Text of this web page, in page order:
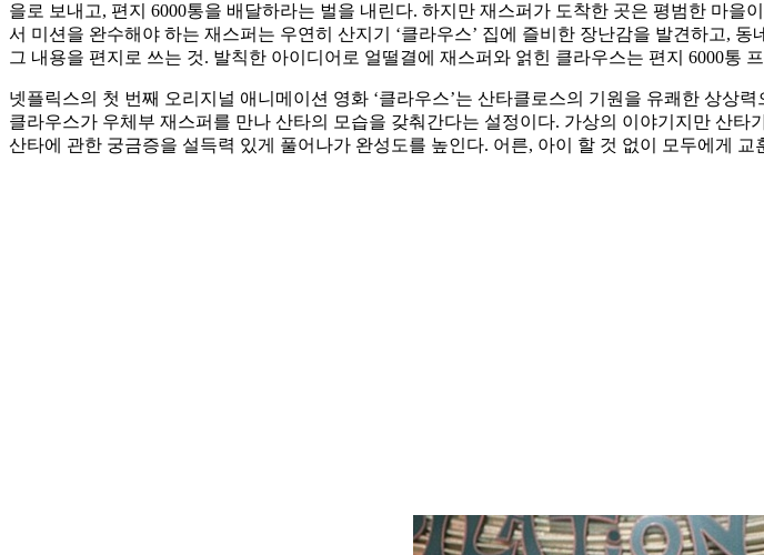
을로 보내고, 편지 6000통을 배달하라는 벌을 내린다. 하지만 재스퍼가 도착한 곳은 평범한 마을
서 미션을 완수해야 하는 재스퍼는 우연히 산지기 ‘클라우스’ 집에 즐비한 장난감을 발견하고,
그 내용을 편지로 쓰는 것. 발칙한 아이디어로 얼떨결에 재스퍼와 얽힌 클라우스는 편지 6000통
넷플릭스의 첫 번째 오리지널 애니메이션 영화 ‘클라우스’는 산타클로스의 기원을 유쾌한 상상
클라우스가 우체부 재스퍼를 만나 산타의 모습을 갖춰간다는 설정이다. 가상의 이야기지만 산
산타에 관한 궁금증을 설득력 있게 풀어나가 완성도를 높인다. 어른, 아이 할 것 없이 모두에게 교